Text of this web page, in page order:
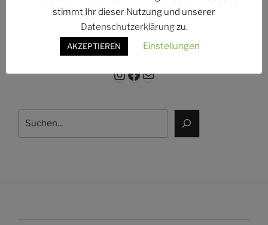
Instagram
Facebook
E-Mail
stimmt Ihr dieser Nutzung und unserer
Datenschutzerklärungzu.
AKZEPTIEREN Einstellungen